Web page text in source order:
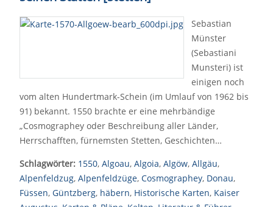
Sebastian
Münster
(Sebastiani
Munsteri) ist
einigen noch
vom alten Hundertmark-Schein (im Umlauf von 1962 bis
91) bekannt. 1550 brachte er eine mehrbändige
„Cosmographey oder Beschreibung aller Länder,
Herrschafften, fürnemsten Stetten, Geschichten…
Schlagwörter: 1550, Algoau, Algoia, Algöw, Allgäu,
Alpenfeldzug, Alpenfeldzüge, Cosmographey, Donau,
Füssen, Güntzberg, häbern, Historische Karten, Kaiser